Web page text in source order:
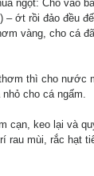
ngọt: Cho vào
– ớt rồi đảo đều
vàng, cho cá
thì cho nước
cho cá ngấm.
cạn, keo lại và
rau mùi, rắc hạt